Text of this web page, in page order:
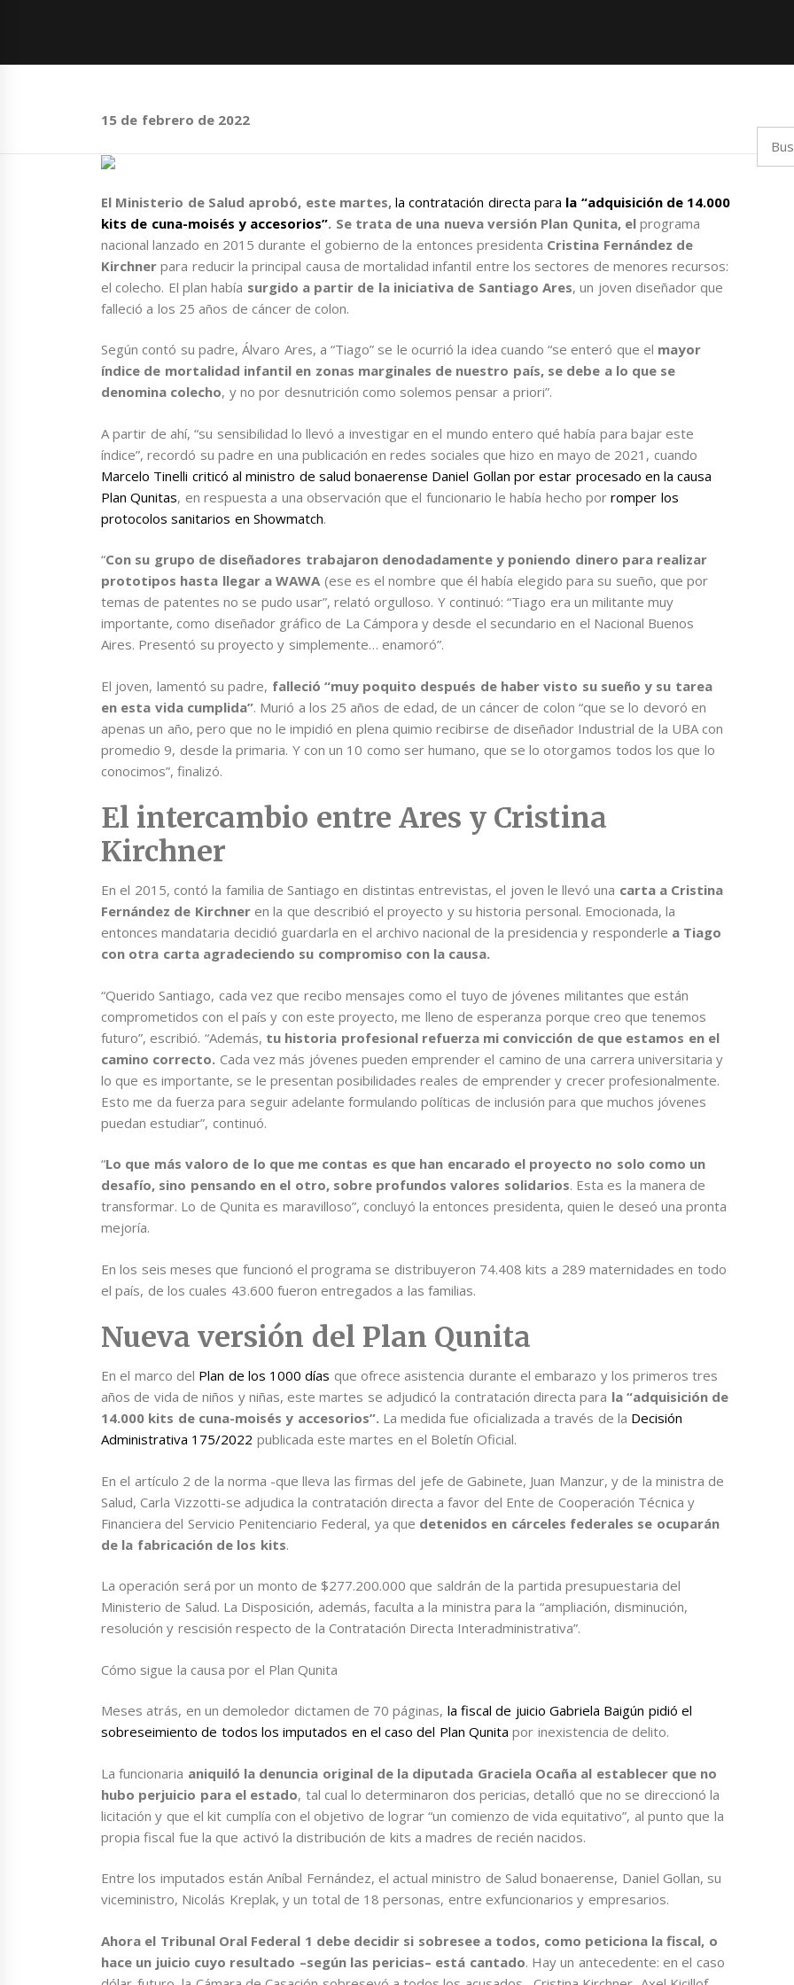
15 de febrero de 2022
El Ministerio de Salud aprobó, este martes, la contratación directa para la “adquisición de 14.000
kits de cuna-moisés y accesorios”. Se trata de una nueva versión Plan Qunita, elprograma
nacional lanzado en 2015 durante el gobierno de la entonces presidenta Cristina Fernández de
Kirchnerpara reducir la principal causa de mortalidad infantil entre los sectores de menores recursos:
el colecho. El plan había surgido a partir de la iniciativa de Santiago Ares, un joven diseñador que
falleció a los 25 años de cáncer de colon.
Según contó su padre, Álvaro Ares, a “Tiago” se le ocurrió la idea cuando “se enteró que el mayor
índice de mortalidad infantil en zonas marginales de nuestro país, se debe a lo que se
denomina colecho, y no por desnutrición como solemos pensar a priori”.
A partir de ahí, “su sensibilidad lo llevó a investigar en el mundo entero qué había para bajar este
índice”, recordó su padre en una publicación en redes sociales que hizo en mayo de 2021, cuando
Marcelo Tinelli criticó al ministro de salud bonaerense Daniel Gollan por estar procesado en la causa
Plan Qunitas, en respuesta a una observación que el funcionario le había hecho porromper los
protocolos sanitarios en Showmatch.
“Con su grupo de diseñadores trabajaron denodadamente y poniendo dinero para realizar
prototipos hasta llegar a WAWA (ese es el nombre que él había elegido para su sueño, que por
temas de patentes no se pudo usar”, relató orgulloso. Y continuó: “Tiago era un militante muy
importante, como diseñador gráfico de La Cámpora y desde el secundario en el Nacional Buenos
Aires. Presentó su proyecto y simplemente… enamoró”.
El joven, lamentó su padre, falleció “muy poquito después de haber visto su sueño y su tarea
en esta vida cumplida”. Murió a los 25 años de edad, de un cáncer de colon “que se lo devoró en
apenas un año, pero que no le impidió en plena quimio recibirse de diseñador Industrial de la UBA con
promedio 9, desde la primaria. Y con un 10 como ser humano, que se lo otorgamos todos los que lo
conocimos”, finalizó.
El intercambio entre Ares y Cristina
Kirchner
En el 2015, contó la familia de Santiago en distintas entrevistas, el joven le llevó una carta a Cristina
Fernández de Kirchneren la que describió el proyecto y su historia personal. Emocionada, la
entonces mandataria decidió guardarla en el archivo nacional de la presidencia y responderle a Tiago
con otra carta agradeciendo su compromiso con la causa.
“Querido Santiago, cada vez que recibo mensajes como el tuyo de jóvenes militantes que están
comprometidos con el país y con este proyecto, me lleno de esperanza porque creo que tenemos
futuro”, escribió. “Además, tu historia profesional refuerza mi convicción de que estamos en el
camino correcto. Cada vez más jóvenes pueden emprender el camino de una carrera universitaria y
lo que es importante, se le presentan posibilidades reales de emprender y crecer profesionalmente.
Esto me da fuerza para seguir adelante formulando políticas de inclusión para que muchos jóvenes
puedan estudiar”, continuó.
“Lo que más valoro de lo que me contas es que han encarado el proyecto no solo como un
desafío, sino pensando en el otro, sobre profundos valores solidarios. Esta es la manera de
transformar. Lo de Qunita es maravilloso”, concluyó la entonces presidenta, quien le deseó una pronta
mejoría.
En los seis meses que funcionó el programa se distribuyeron 74.408 kits a 289 maternidades en todo
el país, de los cuales 43.600 fueron entregados a las familias.
Nueva versión del Plan Qunita
En el marco del Plan de los 1000 días que ofrece asistencia durante el embarazo y los primeros tres
años de vida de niños y niñas, este martes se adjudicó la contratación directa para la “adquisición de
14.000 kits de cuna-moisés y accesorios”. La medida fue oficializada a través de la Decisión
Administrativa 175/2022 publicada este martes en el Boletín Oficial.
En el artículo 2 de la norma -que lleva las firmas del jefe de Gabinete, Juan Manzur, y de la ministra de
Salud, Carla Vizzotti-se adjudica la contratación directa a favor del Ente de Cooperación Técnica y
Financiera del Servicio Penitenciario Federal, ya que detenidos en cárceles federales se ocuparán
de la fabricación de los kits.
La operación será por un monto de $277.200.000 que saldrán de la partida presupuestaria del
Ministerio de Salud. La Disposición, además, faculta a la ministra para la “ampliación, disminución,
resolución y rescisión respecto de la Contratación Directa Interadministrativa”.
Cómo sigue la causa por el Plan Qunita
Meses atrás, en un demoledor dictamen de 70 páginas, la fiscal de juicio Gabriela Baigún pidió el
sobreseimiento de todos los imputados en el caso del Plan Qunita por inexistencia de delito.
La funcionaria aniquiló la denuncia original de la diputada Graciela Ocaña al establecer que no
hubo perjuicio para el estado, tal cual lo determinaron dos pericias, detalló que no se direccionó la
licitación y que el kit cumplía con el objetivo de lograr “un comienzo de vida equitativo”, al punto que la
propia fiscal fue la que activó la distribución de kits a madres de recién nacidos.
Entre los imputados están Aníbal Fernández, el actual ministro de Salud bonaerense, Daniel Gollan, su
viceministro, Nicolás Kreplak, y un total de 18 personas, entre exfuncionarios y empresarios.
Ahora el Tribunal Oral Federal 1 debe decidir si sobresee a todos, como peticiona la fiscal, o
hace un juicio cuyo resultado –según las pericias– está cantado. Hay un antecedente: en el caso